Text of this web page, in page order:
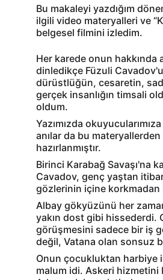
Bu makaleyi yazdığım
ilgili video materyalleri ve
belgesel filmini izledim.
Her karede onun hakkında
dinledikçe Füzuli
dürüstlüğün, cesaretin,
gerçek insanlığın timsali
oldum.
Yazımızda
anılar da bu materyallerden
hazırlanmıştır.
Birinci Karabağ Savaşı'na
Cavadov, genç yaştan
gözlerinin içine korkmadan
Albay gökyüzünü her
yakın dost gibi hissederdi.
görüşmesini sadece bir iş
değil, Vatana olan sonsuz
Onun çocukluktan harbiye
malum idi. Askeri hizmetini